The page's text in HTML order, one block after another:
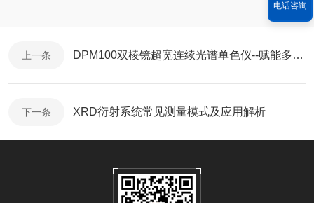
上一条 DPM100双棱镜超宽连续光谱单色仪--赋能多光谱联用，突破材料光学表征瓶颈
下一条 XRD衍射系统常见测量模式及应用解析​
电话咨询